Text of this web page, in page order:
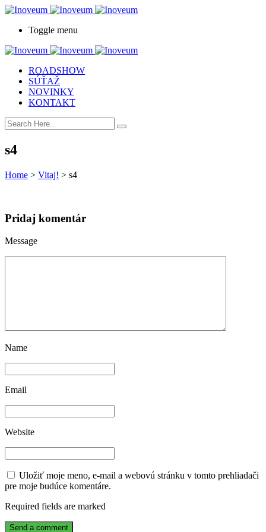
Toggle menu
ROADSHOW
SÚŤAŽ
NOVINKY
KONTAKT
s4
Home > Vitaj! > s4
Pridaj komentár
Message
Name
Email
Website
Uložiť moje meno, e-mail a webovú stránku v tomto prehliadači
pre moje budúce komentáre.
Required fields are marked